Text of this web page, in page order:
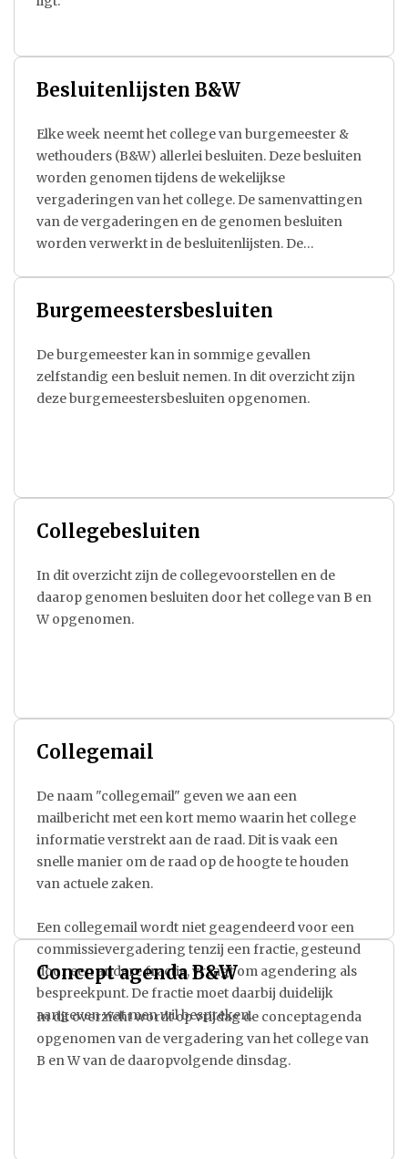
Besluitenlijsten B&W
Elke week neemt het college van burgemeester &
wethouders (B&W) allerlei besluiten. Deze besluiten
worden genomen tijdens de wekelijkse
vergaderingen van het college. De samenvattingen
van de vergaderingen en de genomen besluiten
worden verwerkt in de besluitenlijsten. De
Burgemeestersbesluiten
De burgemeester kan in sommige gevallen
zelfstandig een besluit nemen. In dit overzicht zijn
deze burgemeestersbesluiten opgenomen.
Collegebesluiten
In dit overzicht zijn de collegevoorstellen en de
daarop genomen besluiten door het college van B en
W opgenomen.
Collegemail
De naam "collegemail" geven we aan een
mailbericht met een kort memo waarin het college
informatie verstrekt aan de raad. Dit is vaak een
snelle manier om de raad op de hoogte te houden
van actuele zaken.
Een collegemail wordt niet geagendeerd voor een
commissievergadering tenzij een fractie, gesteund
door een andere fractie, vraagt om agendering als
bespreekpunt. De fractie moet daarbij duidelijk
aangeven wat men wil bespreken.
Concept agenda B&W
In dit overzicht wordt op vrijdag de conceptagenda
opgenomen van de vergadering van het college van
B en W van de daaropvolgende dinsdag.